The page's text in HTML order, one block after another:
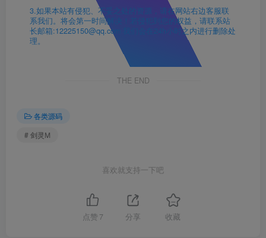
3.如果本站有侵犯、不妥之处的资源，请在网站右边客服联
系我们。将会第一时间解决！若侵犯到您的权益，请联系站
长邮箱:12225150@qq.com 我们会在24h小时之内进行删除处
理。
THE END
各类源码
# 剑灵M
喜欢就支持一下吧
点赞 7 分享 收藏